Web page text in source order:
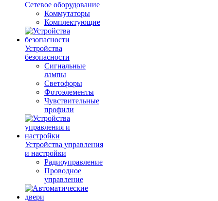
Сетевое оборудование
Коммутаторы
Комплектующие
Устройства
безопасности
Сигнальные
лампы
Светофоры
Фотоэлементы
Чувствительные
профили
Устройства управления
и настройки
Радиоуправление
Проводное
управление